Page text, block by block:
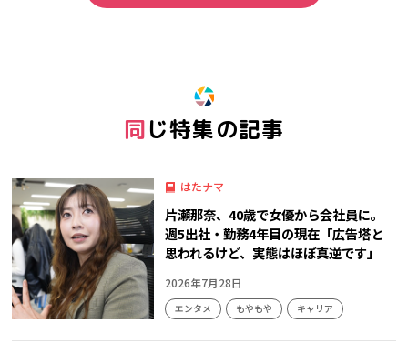
同じ特集の記事
はたナマ
片瀬那奈、40歳で女優から会社員に。
週5出社・勤務4年目の現在「広告塔と
思われるけど、実態はほぼ真逆です」
2026年7月28日
エンタメ もやもや キャリア